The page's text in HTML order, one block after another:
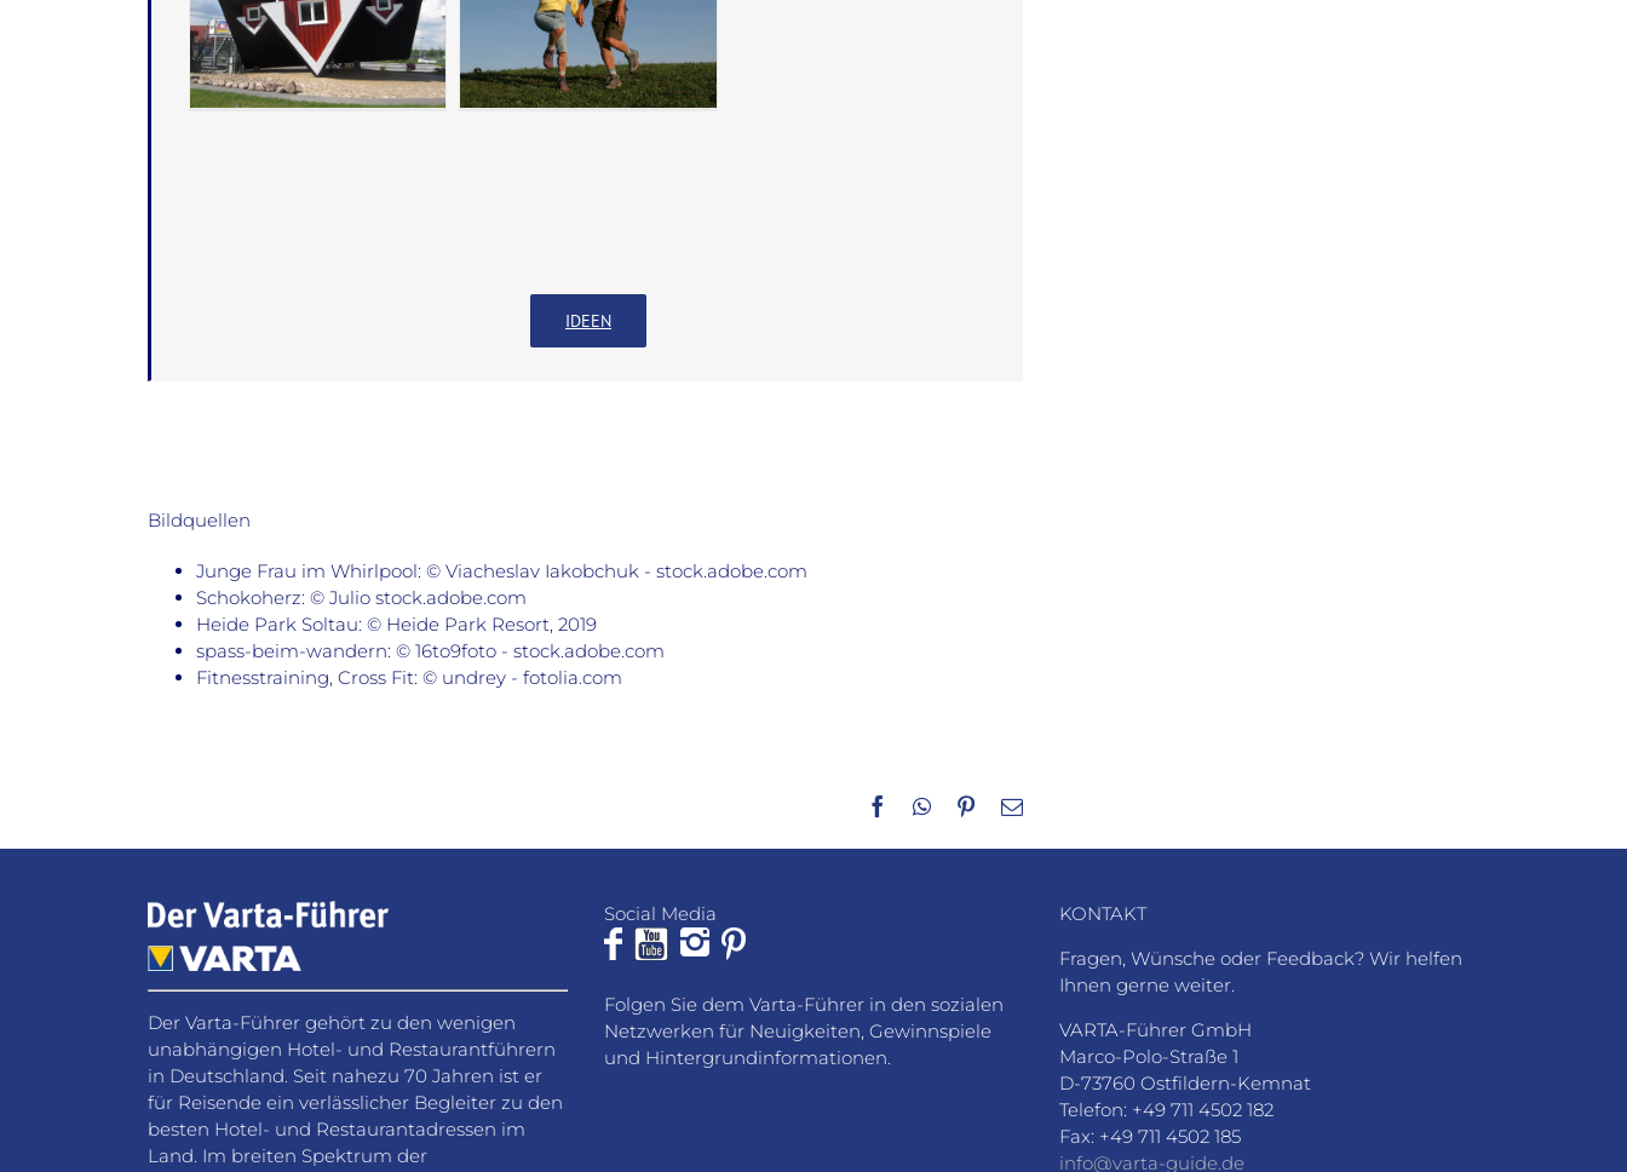
IDEEN
Bildquellen
Junge Frau im Whirlpool: © Viacheslav Iakobchuk - stock.adobe.com
Schokoherz: © Julio stock.adobe.com
Heide Park Soltau: © Heide Park Resort, 2019
spass-beim-wandern: © 16to9foto - stock.adobe.com
Fitnesstraining, Cross Fit: © undrey - fotolia.com
Facebook
WhatsApp
Pinterest
E-
Der Varta-Führer gehört zu den wenigen
unabhängigen Hotel- und Restaurantführern
in Deutschland. Seit nahezu 70 Jahren ist er
für Reisende ein verlässlicher Begleiter zu den
besten Hotel- und Restaurantadressen im
Land. Im breiten Spektrum der
Social Media
Folgen Sie dem Varta-Führer in den sozialen
Netzwerken für Neuigkeiten, Gewinnspiele
und Hintergrundinformationen.
KONTAKT
Fragen, Wünsche oder Feedback? Wir helfen
Ihnen gerne weiter.
VARTA-Führer GmbH
Marco-Polo-Straße 1
D-73760 Ostfildern-Kemnat
Telefon: +49 711 4502 182
Fax: +49 711 4502 185
info@varta-guide.de